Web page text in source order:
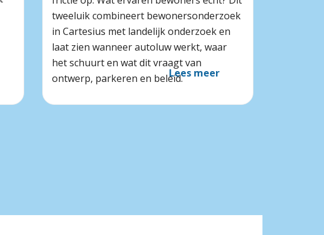
tweeluik combineert bewonersonderzoek
in Cartesius met landelijk onderzoek en
laat zien wanneer autoluw werkt, waar
het schuurt en wat dit vraagt van
ontwerp, parkeren en beleid.Lees meer